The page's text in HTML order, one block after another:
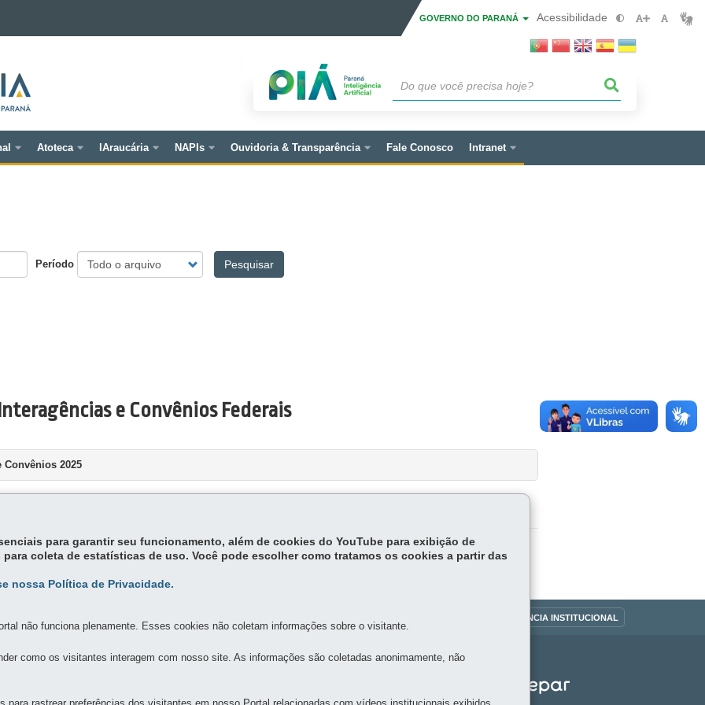
GOVERNO DO PARANÁ Acessibilidade
Atoteca IAraucária NAPIs Ouvidoria & Transparência Fale Conosco Intranet
Período Pesquisar
e Convênios Federais
Convênios 2025
TRANSPARÊNCIA INSTITUCIONAL
- Jardim Botânico
para garantir seu funcionamento, além de cookies do YouTube para exibição de
coleta de estatísticas de uso. Você pode escolher como tratamos os cookies a partir das
nossa Política de Privacidade.
não funciona plenamente. Esses cookies não coletam informações sobre o visitante.
como os visitantes interagem com nosso site. As informações são coletadas anonimamente, não